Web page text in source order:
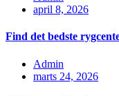
april 8, 2026
Find det bedste
Admin
marts 24, 2026